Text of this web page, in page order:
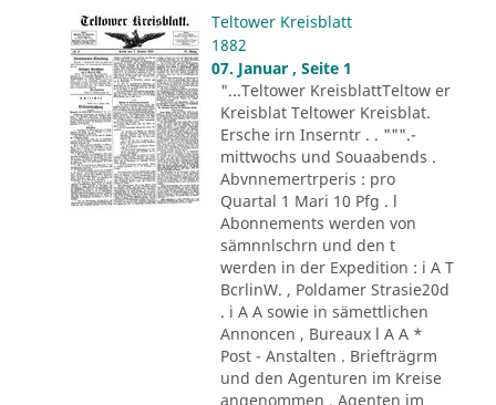
Teltower Kreisblatt
1882
07. Januar , Seite 1
"...Teltower KreisblattTeltow er
Kreisblat Teltower Kreisblat.
Ersche irn Inserntr . . """.-
mittwochs und Souaabends .
Abvnnemertrperis : pro
Quartal 1 Mari 10 Pfg . l
Abonnements werden von
sämnnlschrn und den t
werden in der Expedition : i A T
BcrlinW. , Poldamer Strasie20d
. i A A sowie in sämettlichen
Annoncen , Bureaux l A A *
Post - Anstalten . Briefträgrm
und den Agenturen im Kreise
angenommen . Agenten im